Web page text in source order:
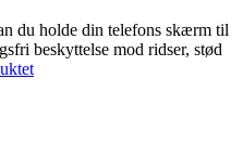
du holde din telefons skærm til
beskyttelse mod ridser, stød